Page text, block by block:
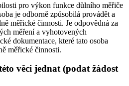
pro výkon funkce důlního měřiče
je odborně způsobilá provádět a
měřické činnosti. Je odpovědná za
měření a vyhotovených
dokumentace, které tato osoba
měřické činnosti.
věci jednat (podat žádost